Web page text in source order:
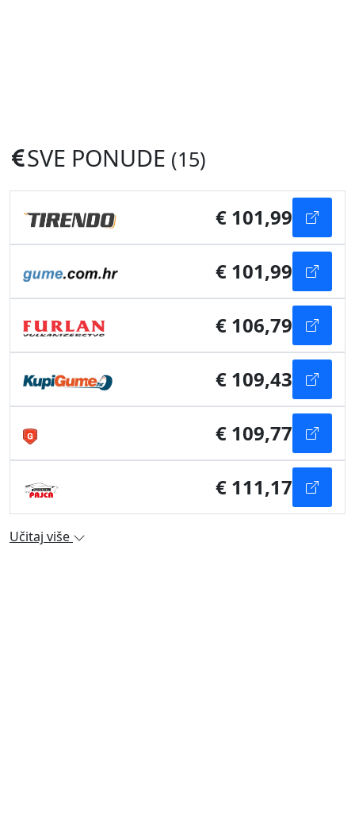
SVE PONUDE (15)
€ 101,99
€ 101,99
€ 106,79
€ 109,43
€ 109,77
€ 111,17
Učitaj više